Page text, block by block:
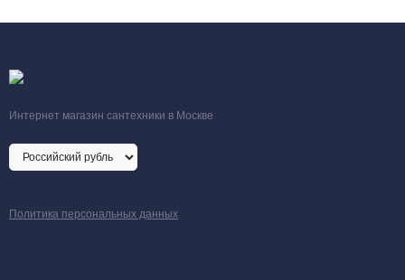
Интернет магазин сантехники в Москве
Политика персональных данных